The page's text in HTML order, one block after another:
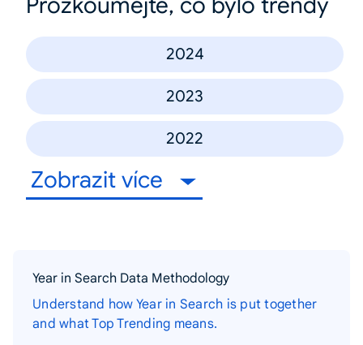
2024
2023
2022
Zobrazit více
Year in Search Data Methodology
Understand how Year in Search is put together
and what Top Trending means.